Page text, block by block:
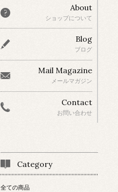
About
ショップについて
Blog
ブログ
Mail Magazine
メールマガジン
Contact
お問い合わせ
Category
全ての商品